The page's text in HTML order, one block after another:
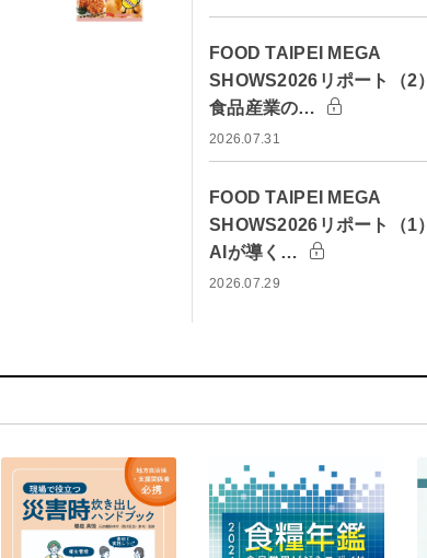
FOOD TAIPEI MEGA
SHOWS2026リポート（2）
食品産業の…
2026.07.31
FOOD TAIPEI MEGA
SHOWS2026リポート（1）
AIが導く…
2026.07.29